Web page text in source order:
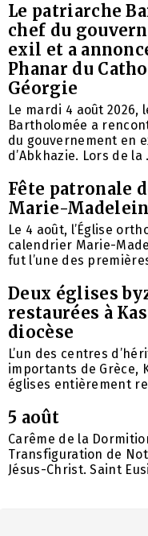
Le patriarche
chef du
exil et a
Phanar du
Géorgie
Le mardi 4 août
Bartholomée a
du gouvernement en
d’Abkhazie. Lors de la
Fête patronale
Marie-
Le 4 août, l’Église
calendrier Marie-
fut l’une des
Deux églises
restaurées à
diocèse
L’un des centres
importants de Grèce,
églises entièrement
5 août
Carême de la
Transfiguration de
Jésus-Christ. Saint